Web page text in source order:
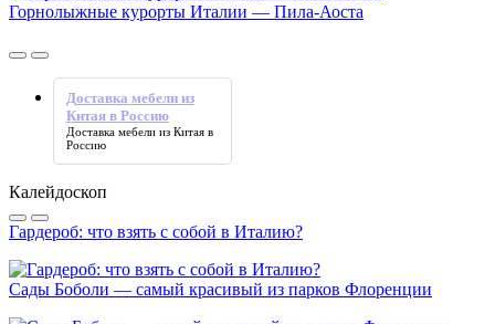
Горнолыжные курорты Италии — Пила-Аоста
Доставка мебели из
Китая в Россию
Доставка мебели из Китая в
Россию
Калейдоскоп
Гардероб: что взять с собой в Италию?
Сады Боболи — самый красивый из парков Флоренции